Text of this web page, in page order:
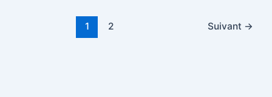
1 2 Suivant →